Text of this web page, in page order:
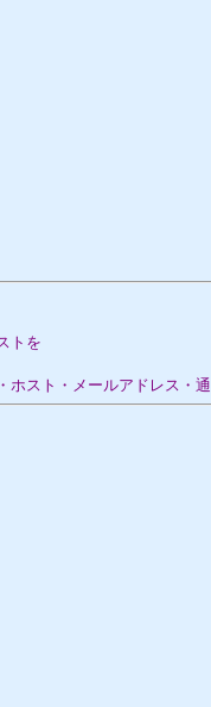
トを
ホスト・メールアドレス・